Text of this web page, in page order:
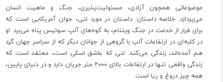
موضوعاتی همچون آزادی، مسئولیت‌پذیری، جنگ و ماهیت انسان
می‌پردازد. خلاصه داستان: داستان در مورد لنی، جوان آمریکایی است که
برای فرار از خدمت در جنگ ویتنام، به کوه‌های آلپ سوئیس پناه می‌برد. او
در کلبه‌ای در ارتفاعات آلپ با گروهی از جوانان دیگر که از سراسر جهان گرد
هم آمده‌اند، زندگی می‌کند. لنی که عاشق اسکی است، معتقد است که
زندگی واقعی تنها در ارتفاعات بالای ۲۰۰۰ متر جریان دارد و در دنیای پایین،
همه چیز دروغ و ریا است.